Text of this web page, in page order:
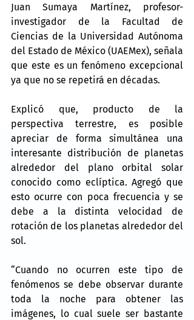
Juan Sumaya Martínez, profesor-
investigador de la Facultad de
Ciencias de la Universidad Autónoma
del Estado de México (UAEMex), señala
que este es un fenómeno excepcional
ya que no se repetirá en décadas.
Explicó que, producto de la
perspectiva terrestre, es posible
apreciar de forma simultánea una
interesante distribución de planetas
alrededor del plano orbital solar
conocido como eclíptica. Agregó que
esto ocurre con poca frecuencia y se
debe a la distinta velocidad de
rotación de los planetas alrededor del
sol.
“Cuando no ocurren este tipo de
fenómenos se debe observar durante
toda la noche para obtener las
imágenes, lo cual suele ser bastante